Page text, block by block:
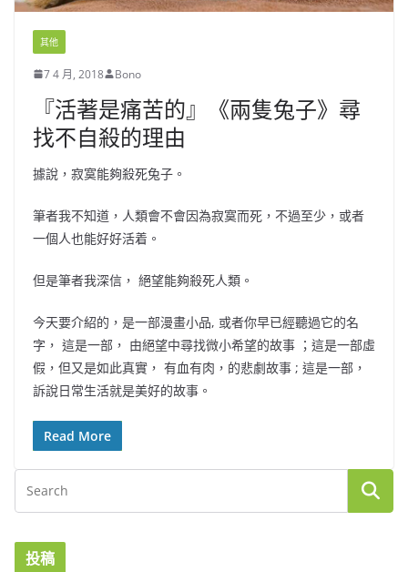
其他
7 4 月, 2018 Bono
『活著是痛苦的』《兩隻兔子》尋
找不自殺的理由
據說，寂寞能夠殺死兔子。
筆者我不知道，人類會不會因為寂寞而死，不過至少，或者
一個人也能好好活着。
但是筆者我深信， 絕望能夠殺死人類。
今天要介紹的，是一部漫畫小品, 或者你早已經聽過它的名
字， 這是一部， 由絕望中尋找微小希望的故事 ；這是一部虛
假，但又是如此真實， 有血有肉，的悲劇故事 ; 這是一部，
訴說日常生活就是美好的故事。
Read More
投稿